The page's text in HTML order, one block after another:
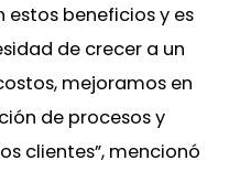
beneficios y es
de crecer a un
mejoramos en
de procesos y
clientes”, mencionó